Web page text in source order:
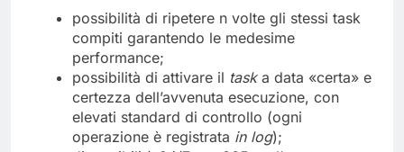
possibilità di ripetere n volte gli stessi task
compiti garantendo le medesime
performance;
possibilità di attivare il task a data «certa» e
certezza dell’avvenuta esecuzione, con
elevati standard di controllo (ogni
operazione è registrata in log);